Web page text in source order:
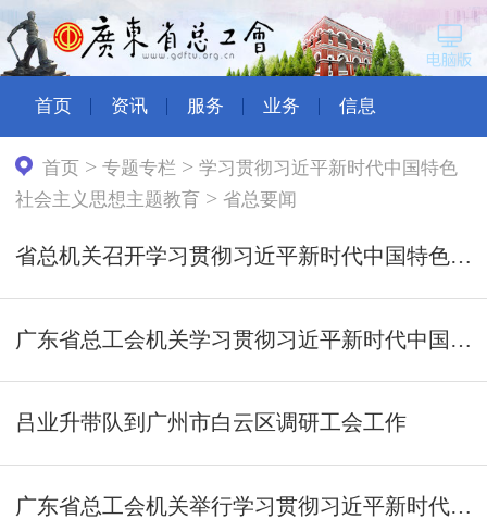
首页 资讯 服务 业务 信息
首页 >专题专栏 >学习贯彻习近平新时代中国特色
社会主义思想主题教育 > 省总要闻
省总机关召开学习贯彻习近平新时代中国特色社会主义思想主题教育总结会议
广东省总工会机关学习贯彻习近平新时代中国特色社会主义思想主题教育调研成果交流会召开
吕业升带队到广州市白云区调研工会工作
广东省总工会机关举行学习贯彻习近平新时代中国特色社会主义思想主题教育专题党课